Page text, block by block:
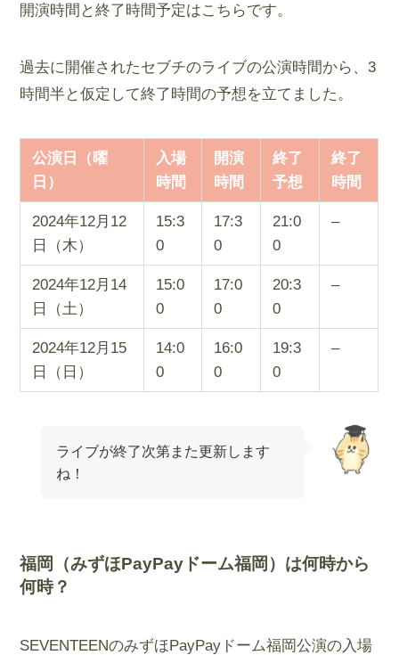
開演時間と終了時間予定はこちらです。
過去に開催されたセブチのライブの公演時間から、3
時間半と仮定して終了時間の予想を立てました。
公演日（曜
日）
入場
時間
開演
時間
終了
予想
終了
時間
2024年12月12
日（木）
15:3
0
17:3
0
21:0
0
–
2024年12月14
日（土）
15:0
0
17:0
0
20:3
0
–
2024年12月15
日（日）
14:0
0
16:0
0
19:3
0
–
ライブが終了次第また更新します
ね！
福岡（みずほPayPayドーム福岡）は何時から
何時？
SEVENTEENのみずほPayPayドーム福岡公演の入場